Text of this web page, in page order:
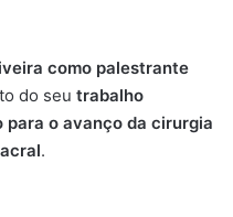
como palestrante
do seu trabalho
o avanço da cirurgia
.